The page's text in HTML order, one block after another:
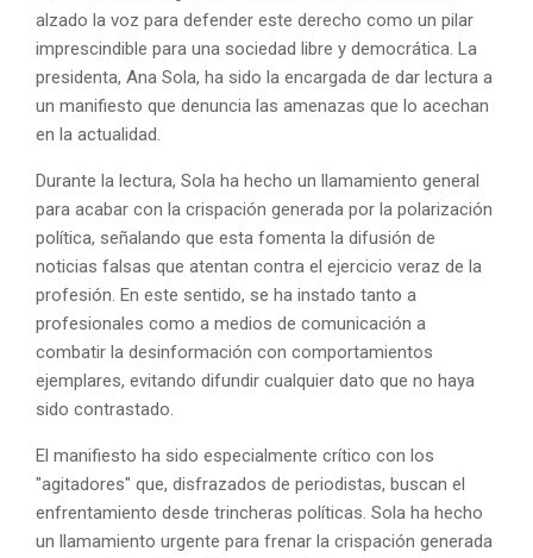
alzado la voz para defender este derecho como un pilar
imprescindible para una sociedad libre y democrática. La
presidenta, Ana Sola, ha sido la encargada de dar lectura a
un manifiesto que denuncia las amenazas que lo acechan
en la actualidad.
Durante la lectura, Sola ha hecho un llamamiento general
para acabar con la crispación generada por la polarización
política, señalando que esta fomenta la difusión de
noticias falsas que atentan contra el ejercicio veraz de la
profesión. En este sentido, se ha instado tanto a
profesionales como a medios de comunicación a
combatir la desinformación con comportamientos
ejemplares, evitando difundir cualquier dato que no haya
sido contrastado.
El manifiesto ha sido especialmente crítico con los
"agitadores" que, disfrazados de periodistas, buscan el
enfrentamiento desde trincheras políticas. Sola ha hecho
un llamamiento urgente para frenar la crispación generada